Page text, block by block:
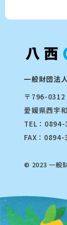
一般財団法
〒796-0312
愛媛県西宇
TEL：
FAX：
© 2023 一般